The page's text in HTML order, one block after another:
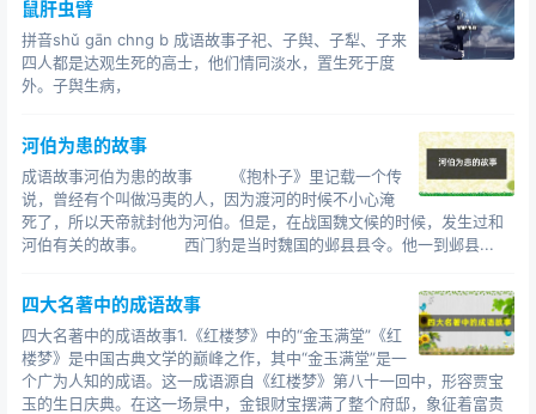
鼠肝虫臂
拼音shǔ gān chng b 成语故事子祀、子舆、子犁、子来
四人都是达观生死的高士，他们情同淡水，置生死于度
外。子舆生病，
河伯为患的故事
成语故事河伯为患的故事 《抱朴子》里记载一个传
说，曾经有个叫做冯夷的人，因为渡河的时候不小心淹
死了，所以天帝就封他为河伯。但是，在战国魏文候的时候，发生过和
河伯有关的故事。 西门豹是当时魏国的邺县县令。他一到邺县...
四大名著中的成语故事
四大名著中的成语故事1.《红楼梦》中的“金玉满堂”《红
楼梦》是中国古典文学的巅峰之作，其中“金玉满堂”是一
个广为人知的成语。这一成语源自《红楼梦》第八十一回中，形容贾宝
玉的生日庆典。在这一场景中，金银财宝摆满了整个府邸，象征着富贵